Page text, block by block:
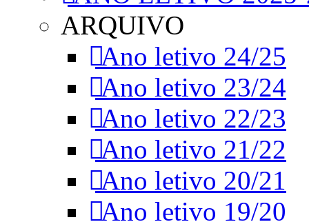
ARQUIVO
Ano letivo 24/25
Ano letivo 23/24
Ano letivo 22/23
Ano letivo 21/22
Ano letivo 20/21
Ano letivo 19/20